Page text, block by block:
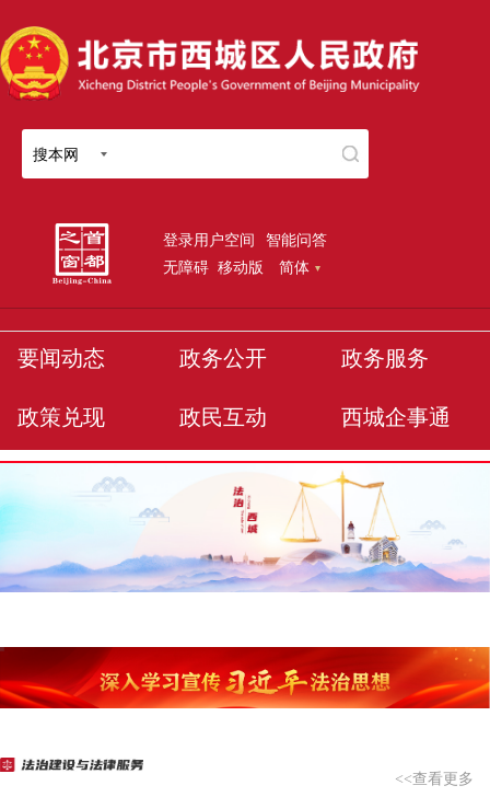
搜本网
登录用户空间 智能问答
无障碍 移动版 简体
要闻动态 政务公开 政务服务
政策兑现 政民互动 西城企事通
<<查看更多